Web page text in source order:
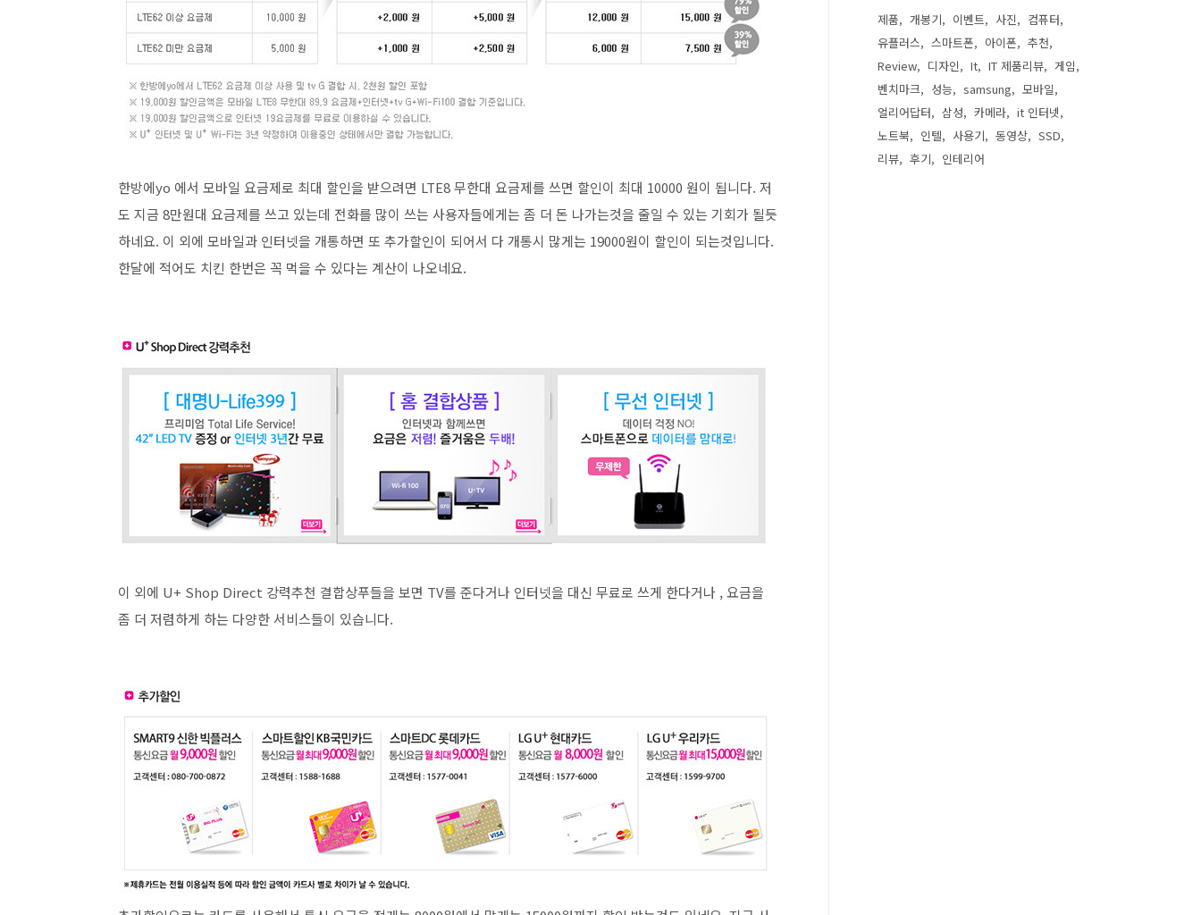
한방에yo 에서 모바일 요금제로 최대 할인을 받으려면 LTE8 무한대 요금제를 쓰면 할인이 최대 10000 원이 됩니다. 저
도 지금 8만원대 요금제를 쓰고 있는데 전화를 많이 쓰는 사용자들에게는 좀 더 돈 나가는것을 줄일 수 있는 기회가 될듯
하네요. 이 외에 모바일과 인터넷을 개통하면 또 추가할인이 되어서 다 개통시 많게는 19000원이 할인이 되는것입니다.
한달에 적어도 치킨 한번은 꼭 먹을 수 있다는 계산이 나오네요.
이 외에 U+ Shop Direct 강력추천 결합상푸들을 보면 TV를 준다거나 인터넷을 대신 무료로 쓰게 한다거나 , 요금을
좀 더 저렴하게 하는 다양한 서비스들이 있습니다.
제품 개봉기 이벤트 사진
컴퓨터
유플러스
스마트폰 아이폰
추천
Review
디자인 It IT 제품리뷰
게임
벤치마크
성능 samsung
모바일
얼리어답터
삼성 카메라
it 인터넷
노트북
인텔 사용기 동영상
SSD
리뷰
후기 인테리어